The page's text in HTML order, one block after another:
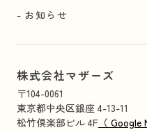
お知らせ
株式会社マザーズ
〒104-0061
東京都中央区銀座 4-13-11
松竹倶楽部ビル 4F （ Google